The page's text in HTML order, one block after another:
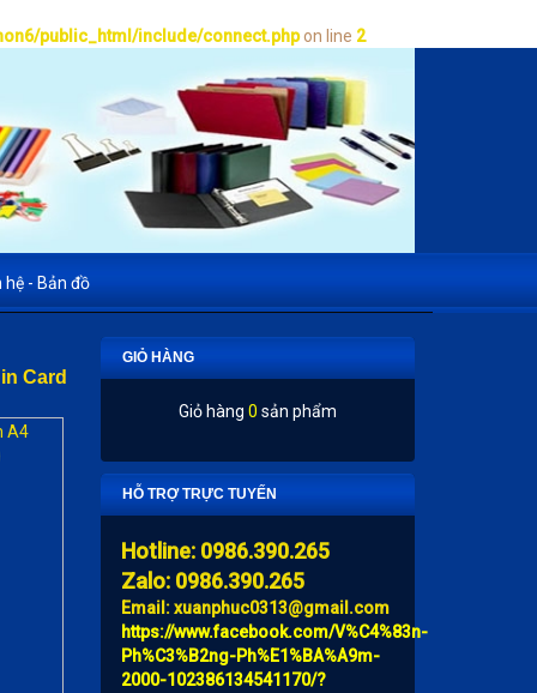
public_html/include/connect.phpon line 2
hệ - Bản đồ
Card
GIỎ HÀNG
Giỏ hàng 0 sản phẩm
HỖ TRỢ TRỰC TUYẾN
Hotline: 0986.390.265
Zalo: 0986.390.265
Email: xuanphuc0313@gmail.com
https://www.facebook.com/V%C4%83n-
Ph%C3%B2ng-Ph%E1%BA%A9m-
2000-102386134541170/?